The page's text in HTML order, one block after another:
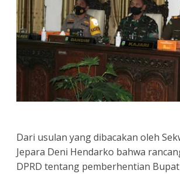
Dari usulan yang dibacakan oleh
Jepara Deni Hendarko bahwa
DPRD tentang pemberhentian